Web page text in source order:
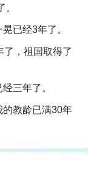
。
已经3年了。
了，祖国取得了
三年了。
教龄已满30年